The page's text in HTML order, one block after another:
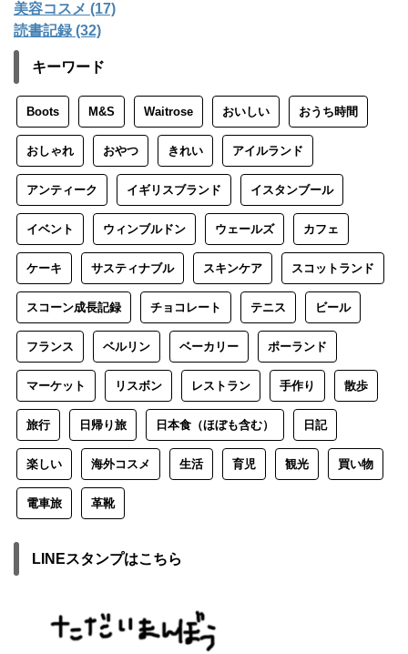
美容コスメ (17)
読書記録 (32)
キーワード
Boots M&S Waitrose おいしい おうち時間
おしゃれ おやつ きれい アイルランド
アンティーク イギリスブランド イスタンブール
イベント ウィンブルドン ウェールズ カフェ
ケーキ サスティナブル スキンケア スコットランド
スコーン成長記録 チョコレート テニス ビール
フランス ベルリン ベーカリー ポーランド
マーケット リスボン レストラン 手作り 散歩
旅行 日帰り旅 日本食（ほぼも含む） 日記
楽しい 海外コスメ 生活 育児 観光 買い物
電車旅 革靴
LINEスタンプはこちら